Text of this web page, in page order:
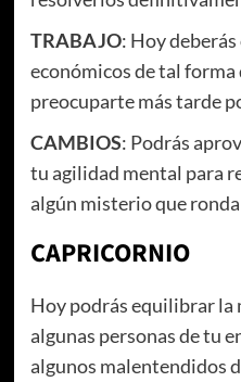
TRABAJO: Hoy
económicos de tal forma
preocuparte más tarde
CAMBIOS: Podrás
tu agilidad mental para
algún misterio que
CAPRICORNIO
Hoy podrás equilibrar la
algunas personas de tu
algunos malentendidos